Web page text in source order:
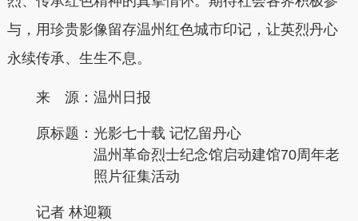
与，用珍贵影像留存温州红色城市印记，让英烈丹心
永续传承、生生不息。
来 源：温州日报
原标题： 光影七十载 记忆留丹心
温州革命烈士纪念馆启动建馆70周年老
照片征集活动
记者 林迎颖